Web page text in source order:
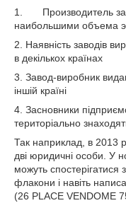
1. Производитель
наибольшими объема
2. Наявність заводів
в декількох країнах
3. Завод-виробник
іншій країні
4. Засновники
територіально
Так наприклад, в 2013
дві юридичні особи. У
можуть спостерігатися
флакони і навіть
(26 PLACE VENDOME